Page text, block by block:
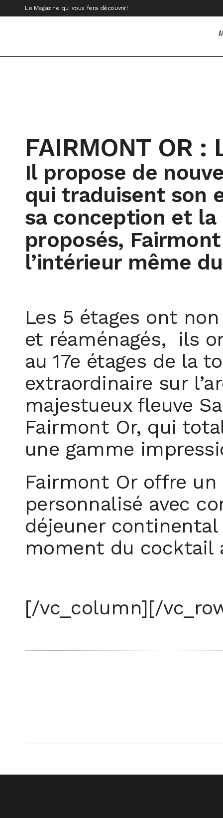
Le Magazine qui vous fera découvrir!
FAIRMONT OR
Ilpropose de
qui traduisent son
sa conception et
proposés,
l’intérieurmême
Les 5 étages ont
et réaménagés, ils
au 17e étages de la
extraordinaire sur l’
majestueux fleuve
Fairmont Or, qui
une gamme
Fairmont Or offre un
personnalisé avec
déjeuner
moment du cocktail
[/vc_column][/